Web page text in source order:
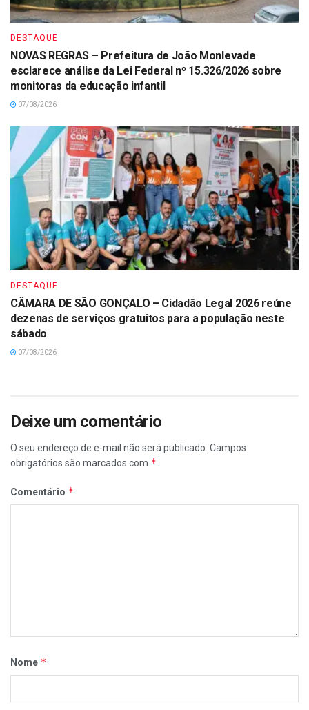
DESTAQUE
NOVAS REGRAS – Prefeitura de João Monlevade
esclarece análise da Lei Federal nº 15.326/2026 sobre
monitoras da educação infantil
07/08/2026
DESTAQUE
CÂMARA DE SÃO GONÇALO – Cidadão Legal 2026 reúne
dezenas de serviços gratuitos para a população neste
sábado
07/08/2026
Deixe um comentário
O seu endereço de e-mail não será publicado. Campos
obrigatórios são marcados com *
Comentário *
Nome *